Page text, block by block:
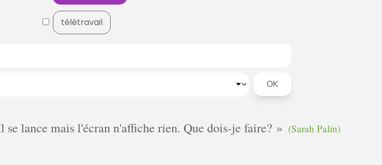
télétravail
Région
lance mais l'écran n'affiche rien. Que dois-je faire? (Sarah Palin)